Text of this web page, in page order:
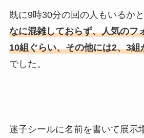
既に9時30分の回の人もいるか
なに混雑しておらず、人気のフ
10組ぐらい、その他には2、3組
でした。
迷子シールに名前を書いて展示